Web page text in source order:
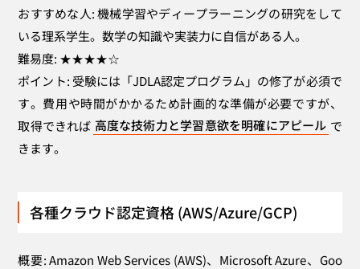
おすすめな人: 機械学習やディープラーニングの研究をして
いる理系学生。数学の知識や実装力に自信がある人。
難易度: ★★★★☆
ポイント: 受験には「JDLA認定プログラム」の修了が必須で
す。費用や時間がかかるため計画的な準備が必要ですが、
取得できれば 高度な技術力と学習意欲を明確にアピール で
きます。
各種クラウド認定資格 (AWS/Azure/GCP)
概要: Amazon Web Services (AWS)、Microsoft Azure、Goo